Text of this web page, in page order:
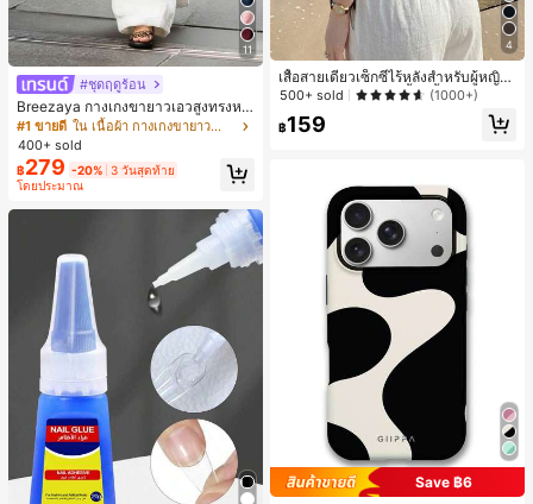
11
#ชุดฤดูร้อน
Breezaya กางเกงขายาวเอวสูงทรงหล
วมขาบานสำหรับผู้หญิง สีขาวเรียบหรูส
ไตล์ชิค เหมาะสำหรับใส่เที่ยวทะเล วันห
ยุดพักผ่อนฤดูร้อน ลุคสบายๆ ใส่ได้หลา
ยโอกาสในชีวิตประจำวัน
#1 ขายดี
ใน เนื้อผ้า กางเกงขายาวลำลองผ้า
400+ sold
฿279 -20% 3 วันสุดท้าย
โดยประมาณ
4
เสื้อสายเดี่ยวเซ็กซี่ไร้หลังสำหรับผู้หญิง
พร้อมบราแบบมีฟองน้ำ, เสื้อกล้ามแขน
500+ sold (1000+)
฿159
Save ฿6